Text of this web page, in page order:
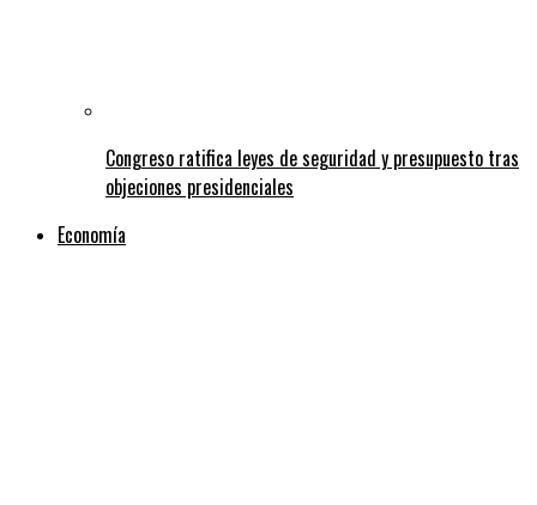
Congreso ratifica leyes de seguridad y presupuesto tras
objeciones presidenciales
Economía